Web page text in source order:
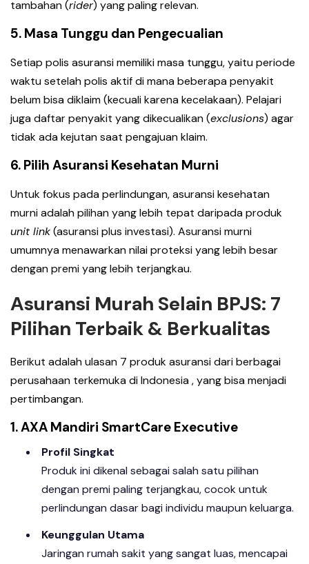
tambahan (rider) yang paling relevan.
5. Masa Tunggu dan Pengecualian
Setiap polis asuransi memiliki masa tunggu, yaitu periode
waktu setelah polis aktif di mana beberapa penyakit
belum bisa diklaim (kecuali karena kecelakaan). Pelajari
juga daftar penyakit yang dikecualikan (exclusions) agar
tidak ada kejutan saat pengajuan klaim.
6. Pilih Asuransi Kesehatan Murni
Untuk fokus pada perlindungan, asuransi kesehatan
murni adalah pilihan yang lebih tepat daripada produk
unit link(asuransi plus investasi). Asuransi murni
umumnya menawarkan nilai proteksi yang lebih besar
dengan premi yang lebih terjangkau.
Asuransi Murah Selain BPJS: 7
Pilihan Terbaik & Berkualitas
Berikut adalah ulasan 7 produk asuransi dari berbagai
perusahaan terkemuka di Indonesia , yang bisa menjadi
pertimbangan.
1. AXA Mandiri SmartCare Executive
Profil Singkat
Produk ini dikenal sebagai salah satu pilihan
dengan premi paling terjangkau, cocok untuk
perlindungan dasar bagi individu maupun keluarga.
Keunggulan Utama
Jaringan rumah sakit yang sangat luas, mencapai